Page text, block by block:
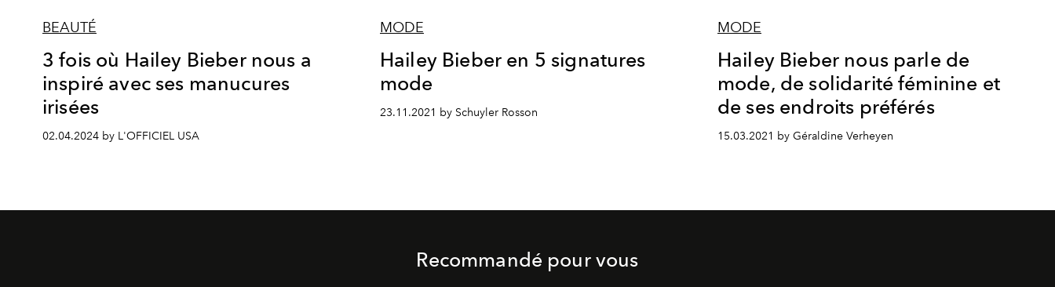
BEAUTÉ
3 fois où Hailey Bieber nous a
inspiré avec ses manucures
irisées
02.04.2024 by L'OFFICIEL USA
MODE
Hailey Bieber en 5 signatures
mode
23.11.2021 by Schuyler Rosson
MODE
Hailey Bieber nous parle de
mode, de solidarité féminine et
de ses endroits préférés
15.03.2021 by Géraldine Verheyen
Recommandé pour vous